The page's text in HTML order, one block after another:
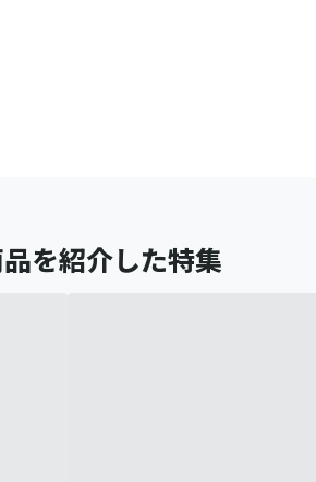
を紹介した特集